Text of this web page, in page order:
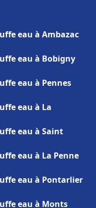
eau à Ambazac
eau à Bobigny
eau à Pennes
eau à La
eau à Saint
eau à La Penne
eau à Pontarlier
eau à Monts